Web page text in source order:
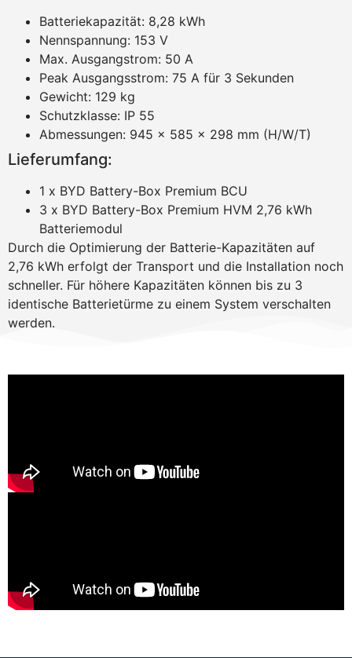
Batteriekapazität: 8,28 kWh
Nennspannung: 153 V
Max. Ausgangstrom: 50 A
Peak Ausgangsstrom: 75 A für 3 Sekunden
Gewicht: 129 kg
Schutzklasse: IP 55
Abmessungen: 945 x 585 x 298 mm (H/W/T)
Lieferumfang:
1 x BYD Battery-Box Premium BCU
3 x BYD Battery-Box Premium HVM 2,76 kWh
Batteriemodul
Durch die Optimierung der Batterie-Kapazitäten auf
2,76 kWh erfolgt der Transport und die Installation noch
schneller. Für höhere Kapazitäten können bis zu 3
identische Batterietürme zu einem System verschalten
werden.